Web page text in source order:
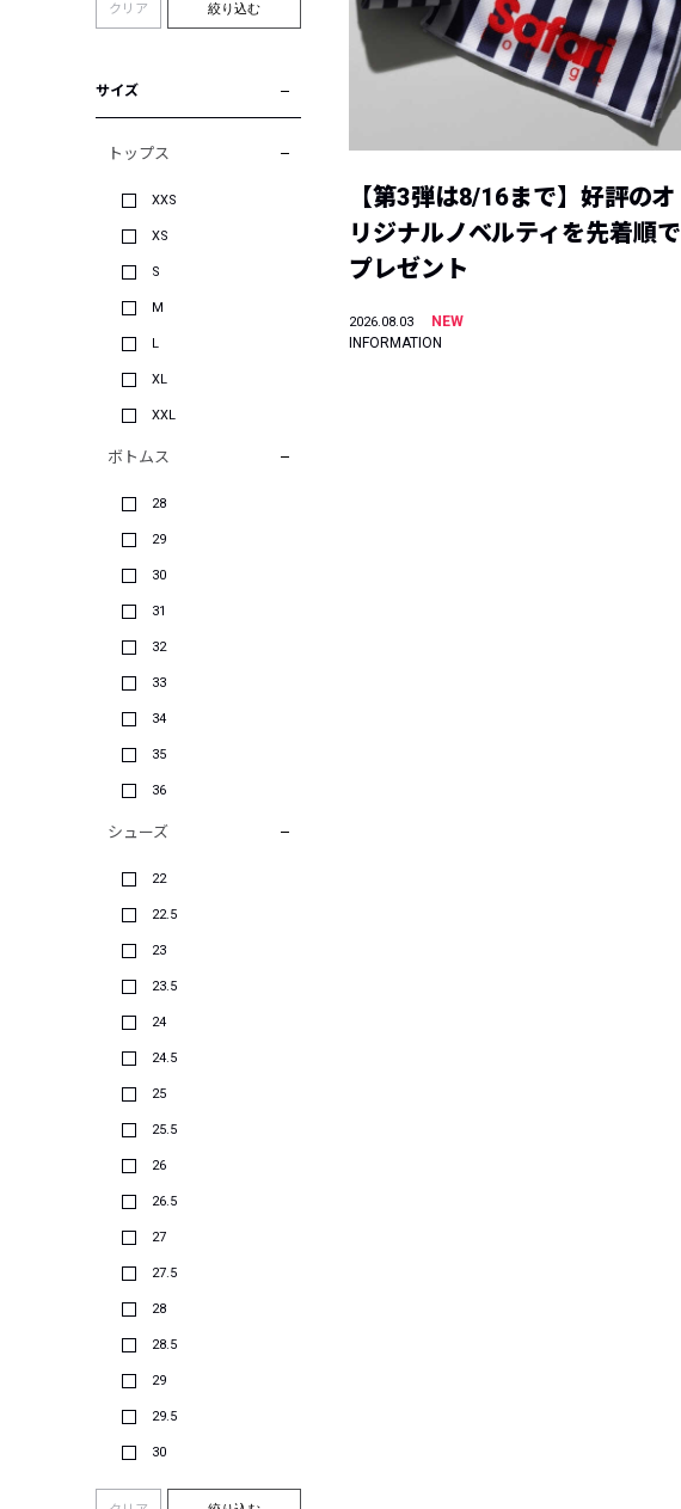
クリア 絞り込む
サイズ
トップス
XXS
XS
S
M
L
XL
XXL
ボトムス
28
29
30
31
32
33
34
35
36
シューズ
22
22.5
23
23.5
24
24.5
25
25.5
26
26.5
27
27.5
28
28.5
29
29.5
30
【第3弾は8/16まで】好評のオ
リジナルノベルティを先着順で
プレゼント
2026.08.03
NEW
INFORMATION